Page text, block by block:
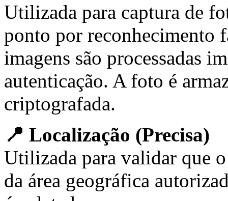
Utilizada para captura de
ponto por reconhecimento
imagens são processadas
autenticação. A foto é
criptografada.
📍 Localização (Precisa)
Utilizada para validar que
da área geográfica